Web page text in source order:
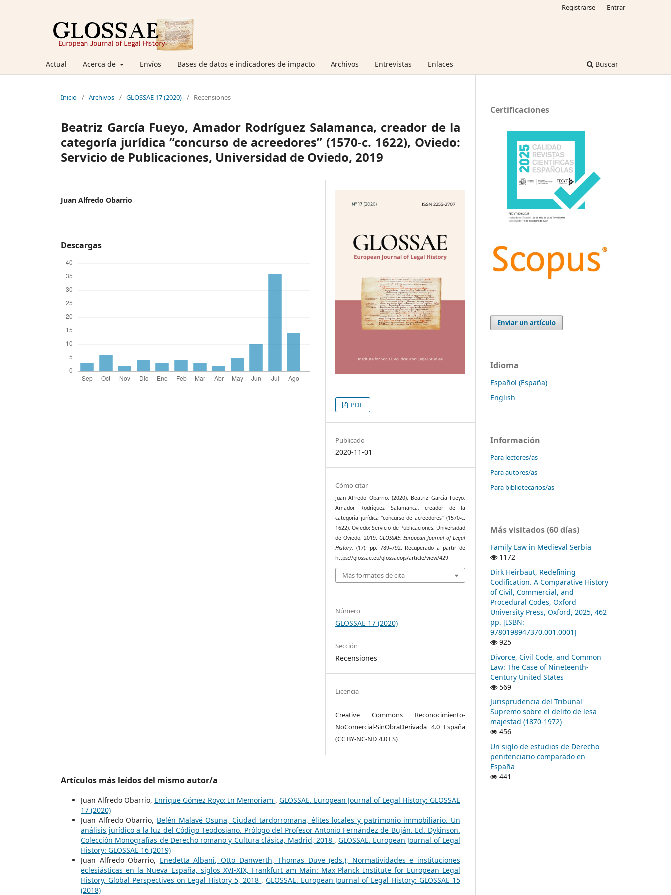
Actual Acerca de Envíos Bases de datos e indicadores de impacto Archivos Entrevistas Enlaces Buscar
Registrarse Entrar
Inicio / Archivos / GLOSSAE 17 (2020) / Recensiones
Beatriz García Fueyo, Amador Rodríguez Salamanca, creador de la
categoría jurídica “concurso de acreedores” (1570-c. 1622), Oviedo:
Servicio de Publicaciones, Universidad de Oviedo, 2019
Juan Alfredo Obarrio
Descargas
PDF
Publicado
2020-11-01
Cómo citar
Juan Alfredo Obarrio. (2020). Beatriz García Fueyo,
Amador Rodríguez Salamanca, creador de la
categoría jurídica “concurso de acreedores” (1570-c.
1622), Oviedo: Servicio de Publicaciones, Universidad
de Oviedo, 2019.GLOSSAE. European Journal of Legal
History, (17), pp. 789–792. Recuperado a partir de
https://glossae.eu/glossaeojs/article/view/429
Más formatos de cita
Número
GLOSSAE 17 (2020)
Sección
Recensiones
Licencia
Creative Commons Reconocimiento-
NoComercial-SinObraDerivada 4.0 España
(CC BY-NC-ND 4.0 ES)
Artículos más leídos del mismo autor/a
Juan Alfredo Obarrio, Enrique Gómez Royo: In Memoriam , GLOSSAE. European Journal of Legal History: GLOSSAE
17 (2020)
Juan Alfredo Obarrio, Belén Malavé Osuna, Ciudad tardorromana, élites locales y patrimonio immobiliario. Un
análisis jurídico a la luz del Código Teodosiano. Prólogo del Profesor Antonio Fernández de Buján. Ed. Dykinson.
Colección Monografías de Derecho romano y Cultura clásica, Madrid, 2018 , GLOSSAE. European Journal of Legal
History: GLOSSAE 16 (2019)
Juan Alfredo Obarrio, Enedetta Albani, Otto Danwerth, Thomas Duve (eds.), Normatividades e instituciones
eclesiásticas en la Nueva España, siglos XVI-XIX, Frankfurt am Main: Max Planck Institute for European Legal
History, Global Perspectives on Legal History 5, 2018 , GLOSSAE. European Journal of Legal History: GLOSSAE 15
(2018)
Certificaciones
Enviar un artículo
Idioma
Español (España)
English
Información
Para lectores/as
Para autores/as
Para bibliotecarios/as
Más visitados (60 días)
Family Law in Medieval Serbia
1172
Dirk Heirbaut, Redefining
Codification. A Comparative History
of Civil, Commercial, and
Procedural Codes, Oxford
University Press, Oxford, 2025, 462
pp. [ISBN:
9780198947370.001.0001]
925
Divorce, Civil Code, and Common
Law: The Case of Nineteenth-
Century United States
569
Jurisprudencia del Tribunal
Supremo sobre el delito de lesa
majestad (1870-1972)
456
Un siglo de estudios de Derecho
penitenciario comparado en
España
441